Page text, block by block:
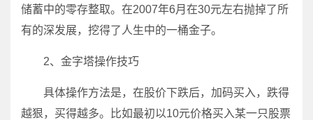
储蓄中的零存整取。在2007年6月在30元左右抛掉了所
有的深发展，挖得了人生中的一桶金子。
2、金字塔操作技巧
具体操作方法是，在股价下跌后，加码买入，跌得
越狠，买得越多。比如最初以10元价格买入某一只股票